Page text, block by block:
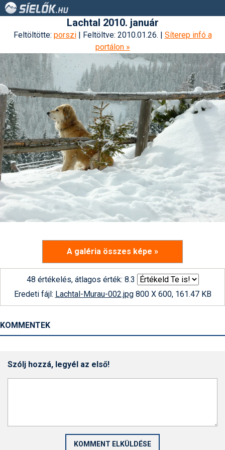
Lachtal 2010. január
Feltöltötte: porszi| Feltöltve: 2010.01.26. | Síterep infó a
portálon »
A galéria összes képe »
48 értékelés, átlagos érték: 8.3
Eredeti fájl: Lachtal-Murau-002.jpg800 X 600, 161.47 KB
KOMMENTEK
Szólj hozzá, legyél az első!